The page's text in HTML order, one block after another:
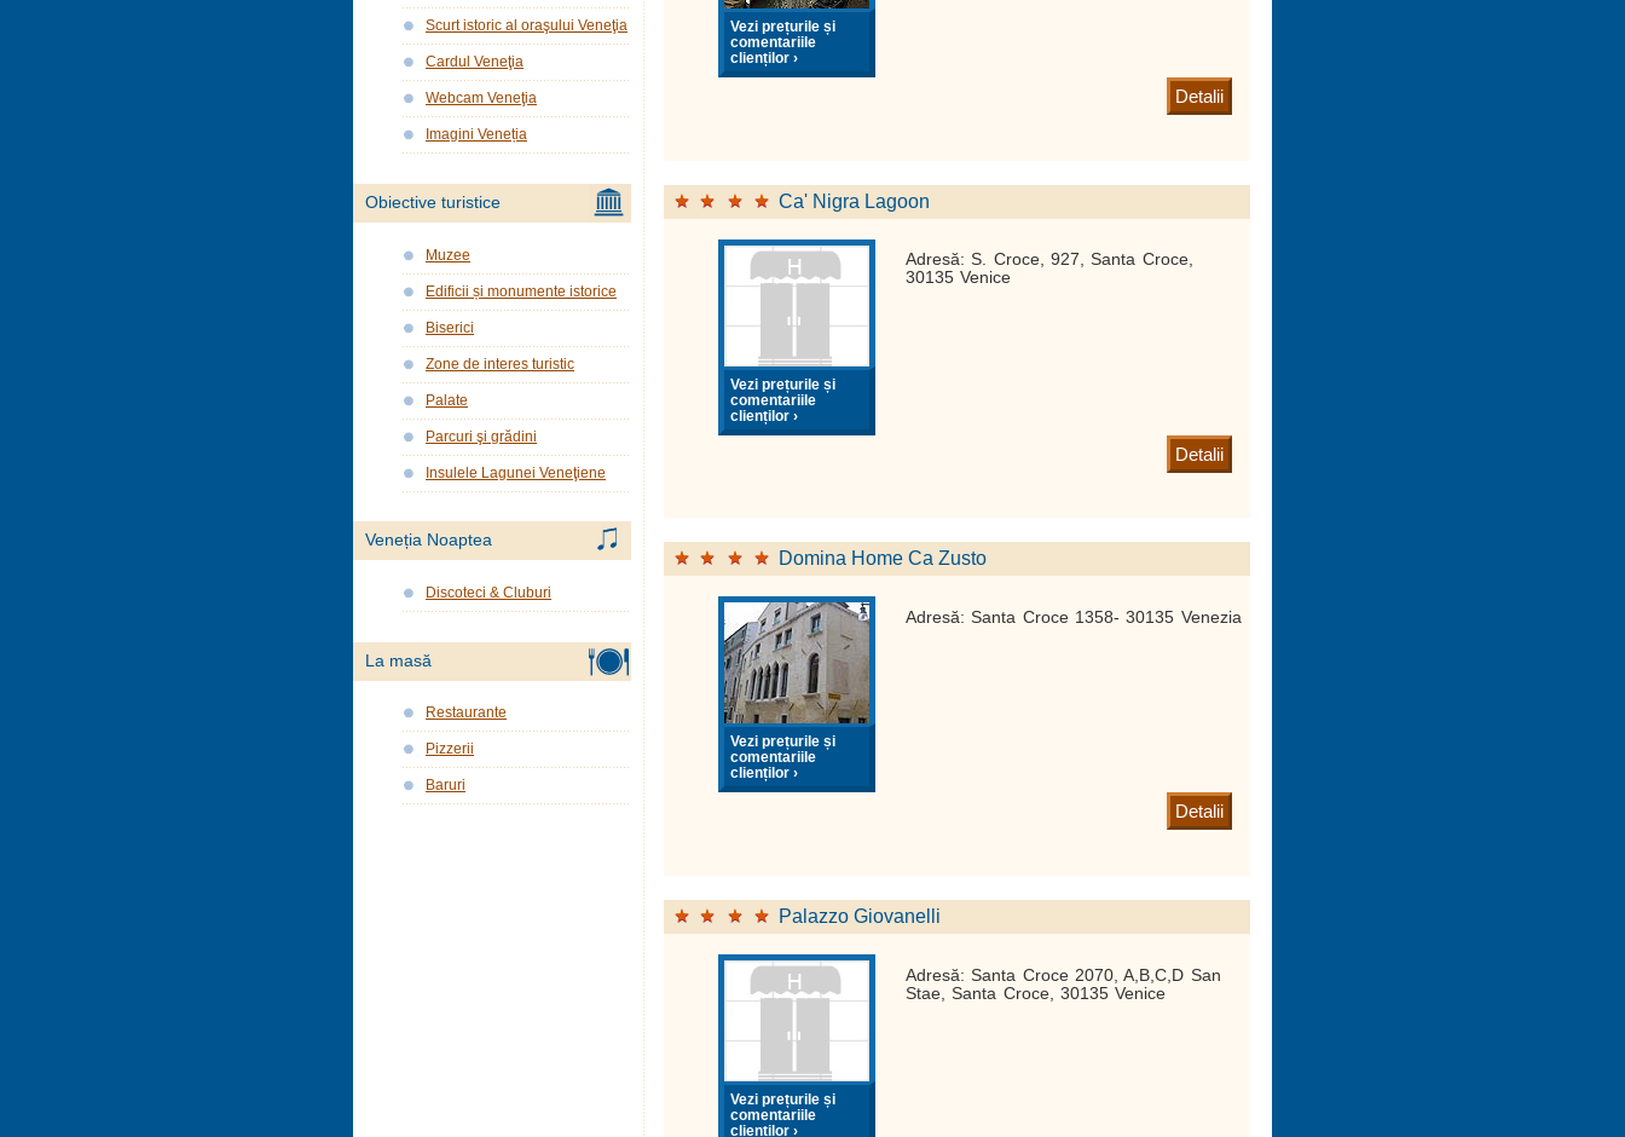
Vezi prețurile și
comentariile
clienților ›
Detalii
Ca' Nigra Lagoon
Vezi prețurile și
comentariile
clienților ›
Adresă: S. Croce, 927, Santa Croce,
30135 Venice
Detalii
Domina Home Ca Zusto
Vezi prețurile și
comentariile
clienților ›
Adresă: Santa Croce 1358- 30135 Venezia
Detalii
Palazzo Giovanelli
Vezi prețurile și
comentariile
clienților ›
Adresă: Santa Croce 2070, A,B,C,D San
Stae, Santa Croce, 30135 Venice
Scurt istoric al oraşului Veneţia
Cardul Veneţia
Webcam Veneţia
Imagini Veneția
Obiective turistice
Muzee
Edificii și monumente istorice
Biserici
Zone de interes turistic
Palate
Parcuri şi grădini
Insulele Lagunei Veneţiene
Veneția Noaptea
Discoteci & Cluburi
La masă
Restaurante
Pizzerii
Baruri